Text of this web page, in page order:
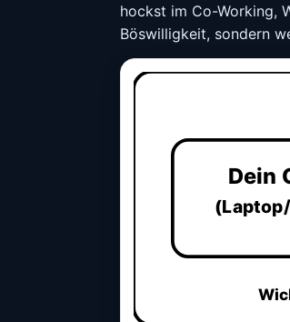
hockst im Co-Working,
Böswilligkeit, sondern
Dein